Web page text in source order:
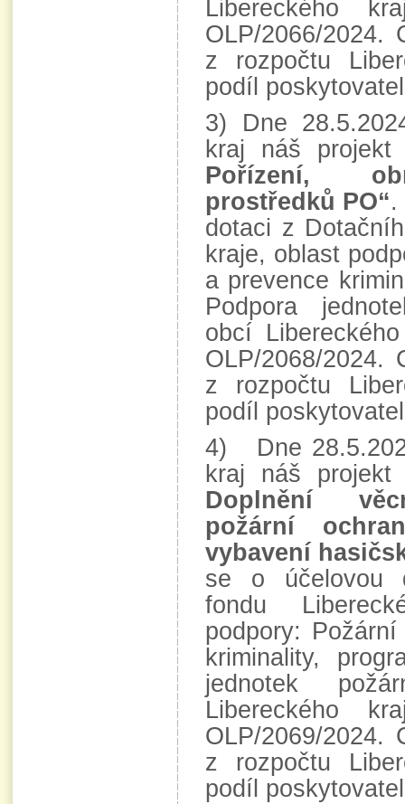
Libereckého
OLP/2066/2024.
z rozpočtu
podíl
3) Dne
kraj náš
Pořízení,
prostředků PO“.
dotaci z
kraje, oblast
a prevence
Podpora
obcí
OLP/2068/2024.
z rozpočtu
podíl
4) Dne
kraj náš
Doplnění
požární
vybavení
se o účelovou
fondu
podpory:
kriminality,
jednotek
Libereckého
OLP/2069/2024.
z rozpočtu
podíl